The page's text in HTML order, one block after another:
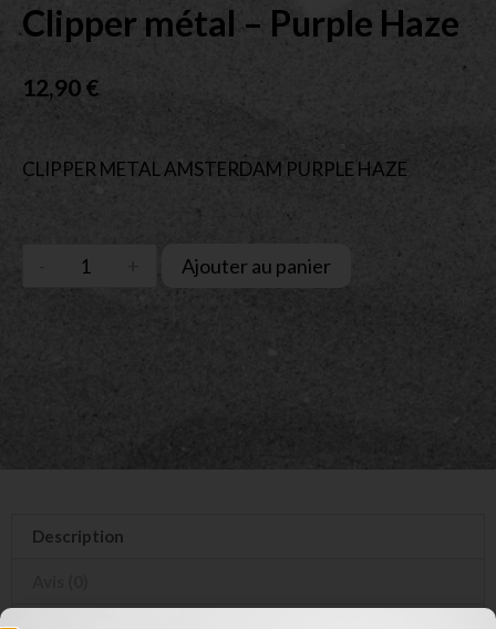
Clipper métal – Purple Haze
12,90€
CLIPPER METAL AMSTERDAM PURPLE HAZE
Ajouter au panier
Description